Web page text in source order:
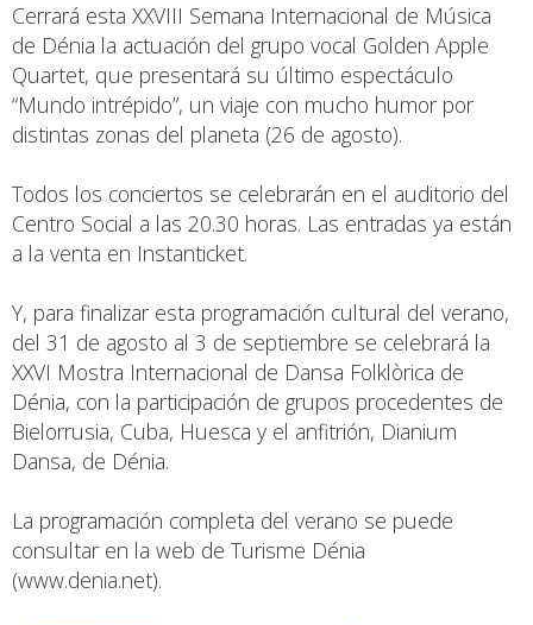
Cerrará esta XXVIII Semana Internacional de Música
de Dénia la actuación del grupo vocal Golden Apple
Quartet, que presentará su último espectáculo
“Mundo intrépido”, un viaje con mucho humor por
distintas zonas del planeta (26 de agosto).
Todos los conciertos se celebrarán en el auditorio del
Centro Social a las 20.30 horas. Las entradas ya están
a la venta en Instanticket.
Y, para finalizar esta programación cultural del verano,
del 31 de agosto al 3 de septiembre se celebrará la
XXVI Mostra Internacional de Dansa Folklòrica de
Dénia, con la participación de grupos procedentes de
Bielorrusia, Cuba, Huesca y el anfitrión, Dianium
Dansa, de Dénia.
La programación completa del verano se puede
consultar en la web de Turisme Dénia
(www.denia.net).